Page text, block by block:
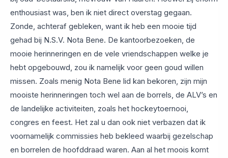
enthousiast was, ben ik niet direct overstag gegaan.
Zonde, achteraf gebleken, want ik heb een mooie tijd
gehad bij N.S.V. Nota Bene. De kantoorbezoeken, de
mooie herinneringen en de vele vriendschappen welke je
hebt opgebouwd, zou ik namelijk voor geen goud willen
missen. Zoals menig Nota Bene lid kan bekoren, zijn mijn
mooiste herinneringen toch wel aan de borrels, de ALV’s en
de landelijke activiteiten, zoals het hockeytoernooi,
congres en feest. Het zal u dan ook niet verbazen dat ik
voornamelijk commissies heb bekleed waarbij gezelschap
en borrelen de hoofddraad waren. Aan al het moois komt